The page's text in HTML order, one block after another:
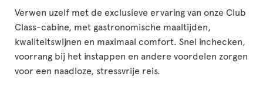
Verwen uzelf met de exclusieve ervaring van onze Club
Class-cabine, met gastronomische maaltijden,
kwaliteitswijnen en maximaal comfort. Snel inchecken,
voorrang bij het instappen en andere voordelen zorgen
voor een naadloze, stressvrije reis.